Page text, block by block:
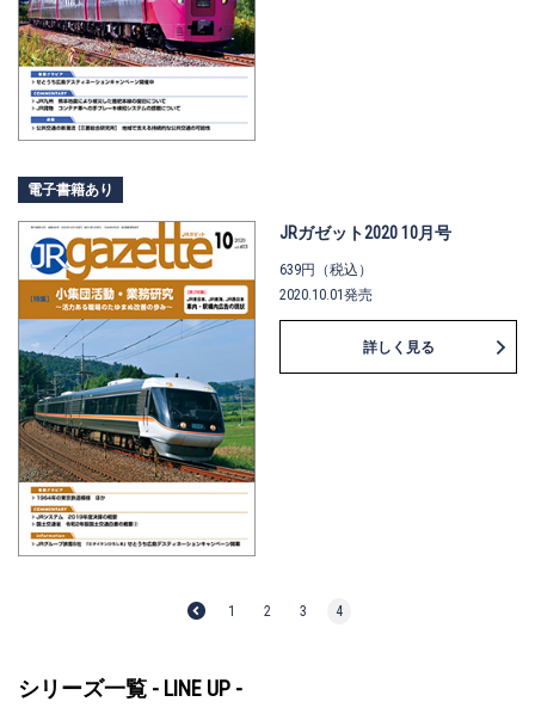
電子書籍あり
JRガゼット2020 10月号
639円（税込）
2020.10.01発売
詳しく見る
1 2 3 4
シリーズ一覧 - LINE UP -